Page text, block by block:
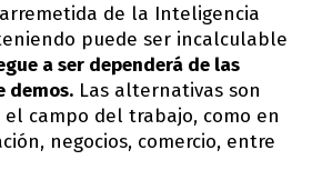
de la Inteligencia
puede ser incalculable
a ser dependerá de las
demos. Las alternativas son
campo del trabajo, como en
negocios, comercio, entre